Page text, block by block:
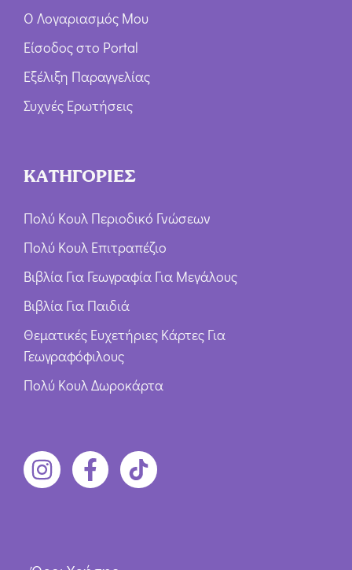
Ο Λογαριασμός Μου
Είσοδος στο Portal
Εξέλιξη Παραγγελίας
Συχνές Ερωτήσεις
ΚΑΤΗΓΟΡΙΕΣ
Πολύ Κουλ Περιοδικό Γνώσεων
Πολύ Κουλ Επιτραπέζιο
Βιβλία Για Γεωγραφία Για Μεγάλους
Βιβλία Για Παιδιά
Θεματικές Ευχετήριες Κάρτες Για
Γεωγραφόφιλους
Πολύ Κουλ Δωροκάρτα